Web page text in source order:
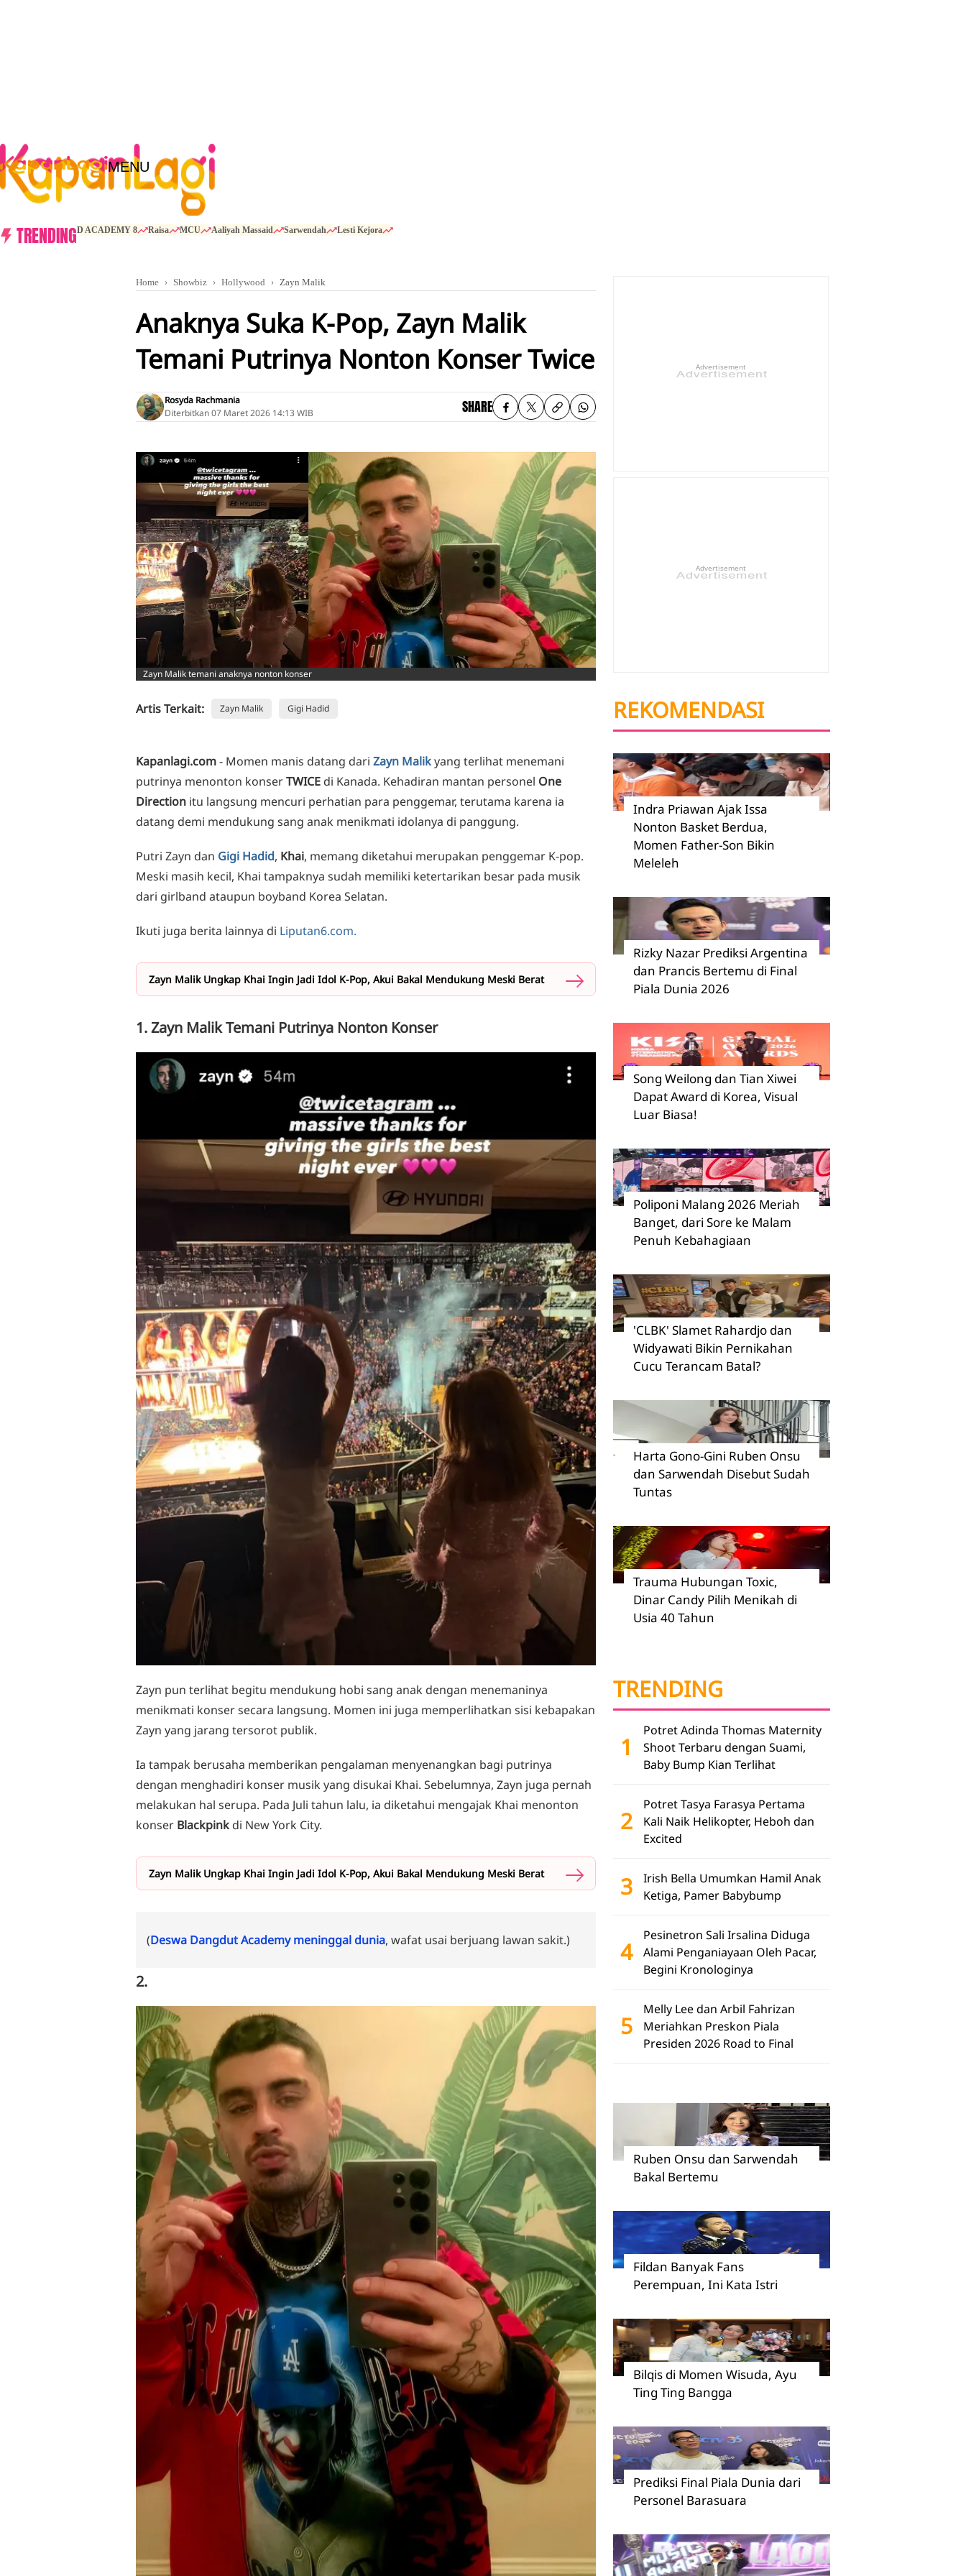
MENU
TRENDINGD ACADEMY 8 Raisa MCU Aaliyah Massaid Sarwendah Lesti Kejora
Home Showbiz Hollywood Zayn Malik
Anaknya Suka K-Pop, Zayn Malik
Temani Putrinya Nonton Konser Twice
Rosyda Rachmania
Diterbitkan07 Maret 2026 14:13 WIB SHARE
Zayn Malik temani anaknya nonton konser
Artis Terkait: Zayn Malik Gigi Hadid
Kapanlagi.com- Momen manis datang dari Zayn Malikyang terlihat menemani
putrinya menonton konserTWICE di Kanada. Kehadiran mantan personel One
Direction itu langsung mencuri perhatian para penggemar, terutama karena ia
datang demi mendukung sang anak menikmati idolanya di panggung.
Putri Zayn dan Gigi Hadid, Khai, memang diketahui merupakan penggemar K-pop.
Meski masih kecil, Khai tampaknya sudah memiliki ketertarikan besar pada musik
dari girlband ataupun boyband Korea Selatan.
Ikuti juga berita lainnya di Liputan6.com.
Zayn Malik Ungkap Khai Ingin Jadi Idol K-Pop, Akui Bakal Mendukung Meski Berat
1. Zayn Malik Temani Putrinya Nonton Konser
Zayn pun terlihat begitu mendukung hobi sang anak dengan menemaninya
menikmati konser secara langsung. Momen ini juga memperlihatkan sisi kebapakan
Zayn yang jarang tersorot publik.
Ia tampak berusaha memberikan pengalaman menyenangkan bagi putrinya
dengan menghadiri konser musik yang disukai Khai. Sebelumnya, Zayn juga pernah
melakukan hal serupa. Pada Juli tahun lalu, ia diketahui mengajak Khai menonton
konser Blackpink di New York City.
Zayn Malik Ungkap Khai Ingin Jadi Idol K-Pop, Akui Bakal Mendukung Meski Berat
(Deswa Dangdut Academy meninggal dunia, wafat usai berjuang lawan sakit.)
2.
Advertisement
Advertisement
REKOMENDASI
Indra Priawan Ajak Issa
Nonton Basket Berdua,
Momen Father-Son Bikin
Meleleh
Rizky Nazar Prediksi Argentina
dan Prancis Bertemu di Final
Piala Dunia 2026
Song Weilong dan Tian Xiwei
Dapat Award di Korea, Visual
Luar Biasa!
Poliponi Malang 2026 Meriah
Banget, dari Sore ke Malam
Penuh Kebahagiaan
'CLBK' Slamet Rahardjo dan
Widyawati Bikin Pernikahan
Cucu Terancam Batal?
Harta Gono-Gini Ruben Onsu
dan Sarwendah Disebut Sudah
Tuntas
Trauma Hubungan Toxic,
Dinar Candy Pilih Menikah di
Usia 40 Tahun
TRENDING
1
Potret Adinda Thomas Maternity
Shoot Terbaru dengan Suami,
Baby Bump Kian Terlihat
2
Potret Tasya Farasya Pertama
Kali Naik Helikopter, Heboh dan
Excited
3
Irish Bella Umumkan Hamil Anak
Ketiga, Pamer Babybump
4
Pesinetron Sali Irsalina Diduga
Alami Penganiayaan Oleh Pacar,
Begini Kronologinya
5
Melly Lee dan Arbil Fahrizan
Meriahkan Preskon Piala
Presiden 2026 Road to Final
Ruben Onsu dan Sarwendah
Bakal Bertemu
Fildan Banyak Fans
Perempuan, Ini Kata Istri
Bilqis di Momen Wisuda, Ayu
Ting Ting Bangga
Prediksi Final Piala Dunia dari
Personel Barasuara